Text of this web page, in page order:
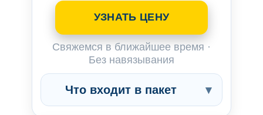
УЗНАТЬ ЦЕНУ
Свяжемся в ближайшее время ·
Без навязывания
Что входит в пакет ▾